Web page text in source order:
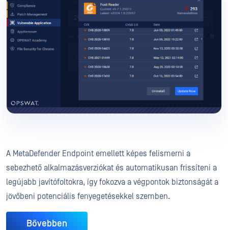
A MetaDefender Endpoint emellett képes felismerni a
sebezhető alkalmazásverziókat és automatikusan frissíteni a
legújabb javítófoltokra, így fokozva a végpontok biztonságát a
jövőbeni potenciális fenyegetésekkel szemben.
Bővebben